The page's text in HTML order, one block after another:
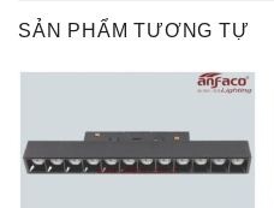
SẢN PHẨM TƯƠNG TỰ